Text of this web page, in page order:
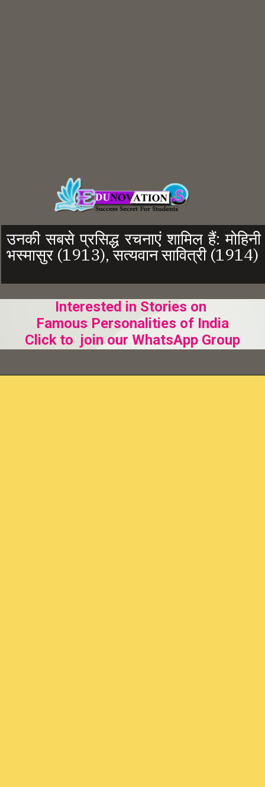
उनकी सबसे प्रसिद्ध रचनाएं शामिल हैं: मोहिनी
भस्मासुर (1913), सत्यवान सावित्री (1914)
Interested in Stories on
Famous Personalities of India
Click to join our WhatsApp Group